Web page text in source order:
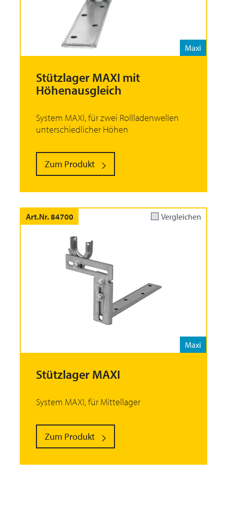
Maxi
Stützlager MAXI mit
Höhenausgleich
System MAXI, für zwei Rollladenwellen
unterschiedlicher Höhen
Zum Produkt
Art.Nr. 84700 Vergleichen
Maxi
Stützlager MAXI
System MAXI, für Mittellager
Zum Produkt